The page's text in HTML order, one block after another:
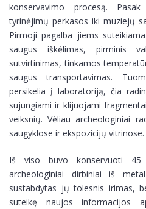
konservavimo procesą.
tyrinėjimų perkasos iki muziejų
Pirmoji pagalba jiems
saugus iškėlimas, pirminis
sutvirtinimas, tinkamos
saugus transportavimas.
persikelia į laboratoriją, čia
sujungiami ir klijuojami
veiksnių. Vėliau archeologiniai
saugyklose ir ekspozicijų vitrinose.
Iš viso buvo konservuoti 45
archeologiniai dirbiniai iš
sustabdytas jų tolesnis irimas,
suteikę naujos informacijos